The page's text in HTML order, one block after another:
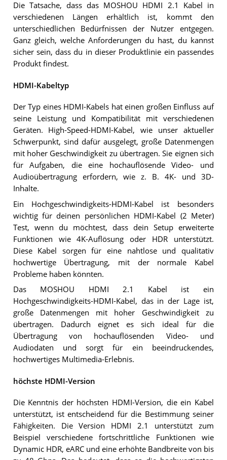
Die Tatsache, dass das MOSHOU HDMI 2.1 Kabel in
verschiedenen Längen erhältlich ist, kommt den
unterschiedlichen Bedürfnissen der Nutzer entgegen.
Ganz gleich, welche Anforderungen du hast, du kannst
sicher sein, dass du in dieser Produktlinie ein passendes
Produkt findest.
HDMI-Kabeltyp
Der Typ eines HDMI-Kabels hat einen großen Einfluss auf
seine Leistung und Kompatibilität mit verschiedenen
Geräten. High-Speed-HDMI-Kabel, wie unser aktueller
Schwerpunkt, sind dafür ausgelegt, große Datenmengen
mit hoher Geschwindigkeit zu übertragen. Sie eignen sich
für Aufgaben, die eine hochauflösende Video- und
Audioübertragung erfordern, wie z. B. 4K- und 3D-
Inhalte.
Ein Hochgeschwindigkeits-HDMI-Kabel ist besonders
wichtig für deinen persönlichen HDMI-Kabel (2 Meter)
Test, wenn du möchtest, dass dein Setup erweiterte
Funktionen wie 4K-Auflösung oder HDR unterstützt.
Diese Kabel sorgen für eine nahtlose und qualitativ
hochwertige Übertragung, mit der normale Kabel
Probleme haben könnten.
Das MOSHOU HDMI 2.1 Kabel ist ein
Hochgeschwindigkeits-HDMI-Kabel, das in der Lage ist,
große Datenmengen mit hoher Geschwindigkeit zu
übertragen. Dadurch eignet es sich ideal für die
Übertragung von hochauflösenden Video- und
Audiodaten und sorgt für ein beeindruckendes,
hochwertiges Multimedia-Erlebnis.
höchste HDMI-Version
Die Kenntnis der höchsten HDMI-Version, die ein Kabel
unterstützt, ist entscheidend für die Bestimmung seiner
Fähigkeiten. Die Version HDMI 2.1 unterstützt zum
Beispiel verschiedene fortschrittliche Funktionen wie
Dynamic HDR, eARC und eine erhöhte Bandbreite von bis